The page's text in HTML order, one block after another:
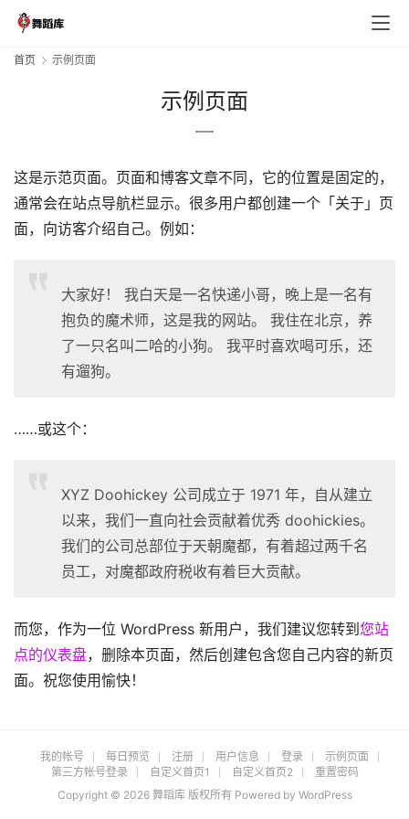
首
页
每
国
站
首页 示例页面
示例页面
这是示范页面。页面和博客文章不同，它的位置是固定的，
通常会在站点导航栏显示。很多用户都创建一个「关于」页
面，向访客介绍自己。例如：
大家好！ 我白天是一名快递小哥，晚上是一名有
抱负的魔术师，这是我的网站。 我住在北京，养
了一只名叫二哈的小狗。 我平时喜欢喝可乐，还
有遛狗。
……或这个：
XYZ Doohickey 公司成立于 1971 年，自从建立
以来，我们一直向社会贡献着优秀 doohickies。
我们的公司总部位于天朝魔都，有着超过两千名
员工，对魔都政府税收有着巨大贡献。
而您，作为一位 WordPress 新用户，我们建议您转到 您站
点的仪表盘，删除本页面，然后创建包含您自己内容的新页
面。祝您使用愉快！
我的帐号 每日预览 注册 用户信息 登录
示例页面
第三方帐号登录
自定义首页1 自定义首页2
重置密码
Copyright © 2026 舞蹈库 版权所有 Powered by WordPress